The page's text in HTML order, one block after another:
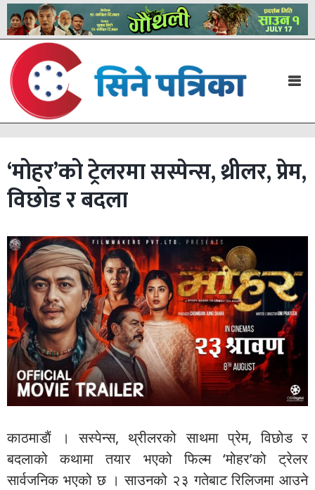
‘मोहर’को ट्रेलरमा सस्पेन्स, थ्रीलर, प्रेम,
विछोड र बदला
काठमाडाैं । सस्पेन्स, थ्रीलरको साथमा प्रेम, विछोड र
बदलाको कथामा तयार भएको फिल्म ‘मोहर’को ट्रेलर
सार्वजनिक भएको छ । साउनको २३ गतेबाट रिलिजमा आउने